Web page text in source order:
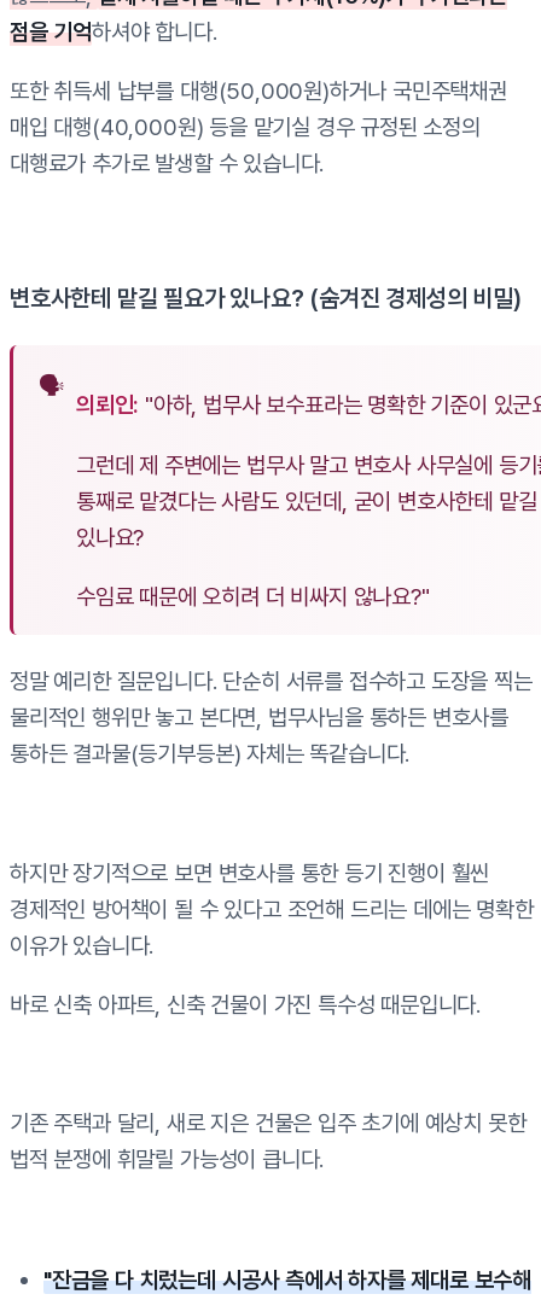
점을 기억하셔야 합니다.
또한 취득세 납부를 대행(50,000원)하거나 국민주택채권
매입 대행(40,000원) 등을 맡기실 경우 규정된 소정의
대행료가 추가로 발생할 수 있습니다.
변호사한테 맡길 필요가 있나요? (숨겨진 경제성의 비밀)
의뢰인: "아하, 법무사 보수표라는 명확한 기준이 있군
그런데 제 주변에는 법무사 말고 변호사 사무실에 등
통째로 맡겼다는 사람도 있던데, 굳이 변호사한테 맡
있나요?
수임료 때문에 오히려 더 비싸지 않나요?"
정말 예리한 질문입니다. 단순히 서류를 접수하고 도장을 찍는
물리적인 행위만 놓고 본다면, 법무사님을 통하든 변호사를
통하든 결과물(등기부등본) 자체는 똑같습니다.
하지만 장기적으로 보면 변호사를 통한 등기 진행이 훨씬
경제적인 방어책이 될 수 있다고 조언해 드리는 데에는 명확한
이유가 있습니다.
바로 신축 아파트, 신축 건물이 가진 특수성 때문입니다.
기존 주택과 달리, 새로 지은 건물은 입주 초기에 예상치 못한
법적 분쟁에 휘말릴 가능성이 큽니다.
"잔금을 다 치렀는데 시공사 측에서 하자를 제대로 보수해